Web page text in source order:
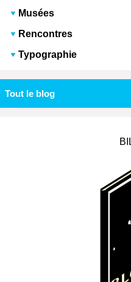
Musées
Rencontres
Typographie
Tout le blog